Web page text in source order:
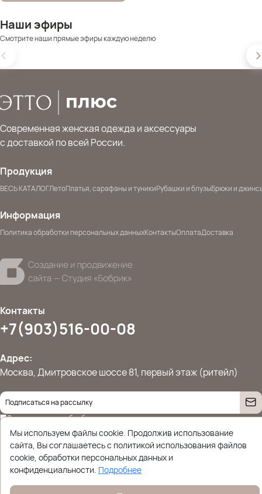
Наши эфиры
Смотрите наши прямые эфиры каждую неделю
Современная женская одежда и аксессуары
с доставкой по всей России.
Продукция
ВЕСЬ КАТАЛОГЛетоПлатья, сарафаны и туникиРубашки и блузыБрюки и
Информация
Политика обработки персональных данныхКонтактыОплатаДоставка
Контакты
+7(903)516-00-08
Адрес:
Москва, Дмитровское шоссе 81, первый этаж (ритейл)
Даю согласие наобработку персональных данных
© 2026 Ettoplus.ru — Все права защищены.
Политика конфиденциальности
Мы используем файлы cookie. Продолжив использование
сайта, Вы соглашаетесь с политикой использования файлов
cookie, обработки персональных данных и
конфиденциальности. Подробнее